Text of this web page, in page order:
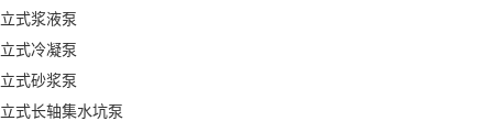
立式浆液泵
立式冷凝泵
立式砂浆泵
立式长轴集水坑泵